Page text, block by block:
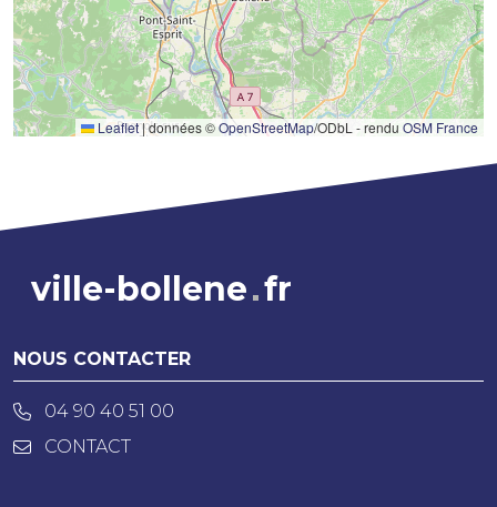
Leaflet|données ©OpenStreetMap/ODbL - rendu OSM France
ville-bollene fr
NOUS CONTACTER
04 90 40 51 00
CONTACT